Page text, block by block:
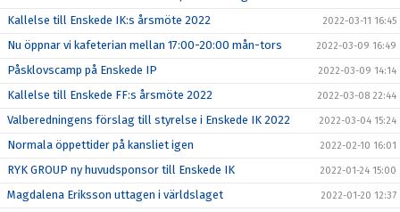
Kallelse till Enskede IK:s årsmöte 2022 2022-03-11 16:45
Nu öppnar vi kafeterian mellan 17:00-20:00 mån-tors 2022-03-09 16:49
Påsklovscamp på Enskede IP 2022-03-09 14:14
Kallelse till Enskede FF:s årsmöte 2022 2022-03-08 22:44
Valberedningens förslag till styrelse i Enskede IK 2022 2022-03-04 15:24
Normala öppettider på kansliet igen 2022-02-10 16:01
RYK GROUP ny huvudsponsor till Enskede IK 2022-01-24 15:00
Magdalena Eriksson uttagen i världslaget 2022-01-20 12:37